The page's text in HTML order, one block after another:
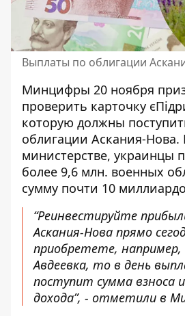
Выплаты по облигации
Минцифры 20 ноября
проверить карточку
которую должны
облигации Аскания-Нова.
министерстве, украинцы
более 9,6 млн. военных
сумму почти 10
“Реинвестируйте
Аскания-Нова прямо
приобретете, например,
Авдеевка, то в день
поступит сумма взноса
дохода”, - отметили в